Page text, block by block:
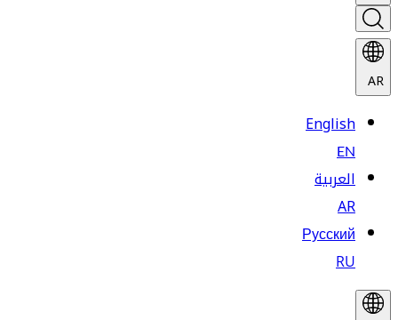
AR
English
EN
العربية
AR
Русский
RU